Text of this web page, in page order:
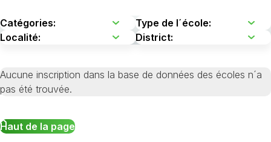
Aucune inscription dans la base de données des écoles n´a
pas été trouvée.
Haut de la page